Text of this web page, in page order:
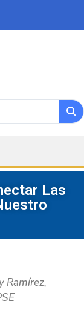
Las
Ramírez,